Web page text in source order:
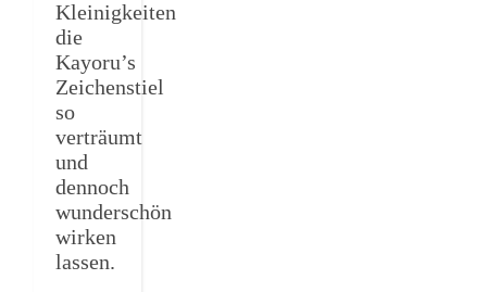
Kleinigkeiten
die
Kayoru’s
Zeichenstiel
so
verträumt
und
dennoch
wunderschön
wirken
lassen.